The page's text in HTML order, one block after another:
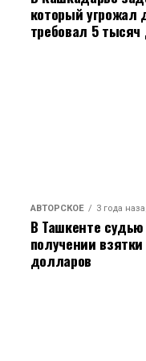
который угрожал
требовал 5
АВТОРСКОЕ 3 года
В Ташкенте
получении
долларов